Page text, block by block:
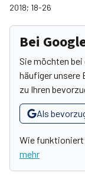
2018; 18-26
Bei
Sie möchten
häufiger unsere
zu Ihren
Als
Wie funktioniert
mehr